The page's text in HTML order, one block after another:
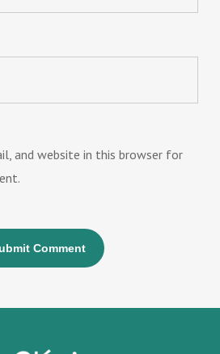
and website in this browser for